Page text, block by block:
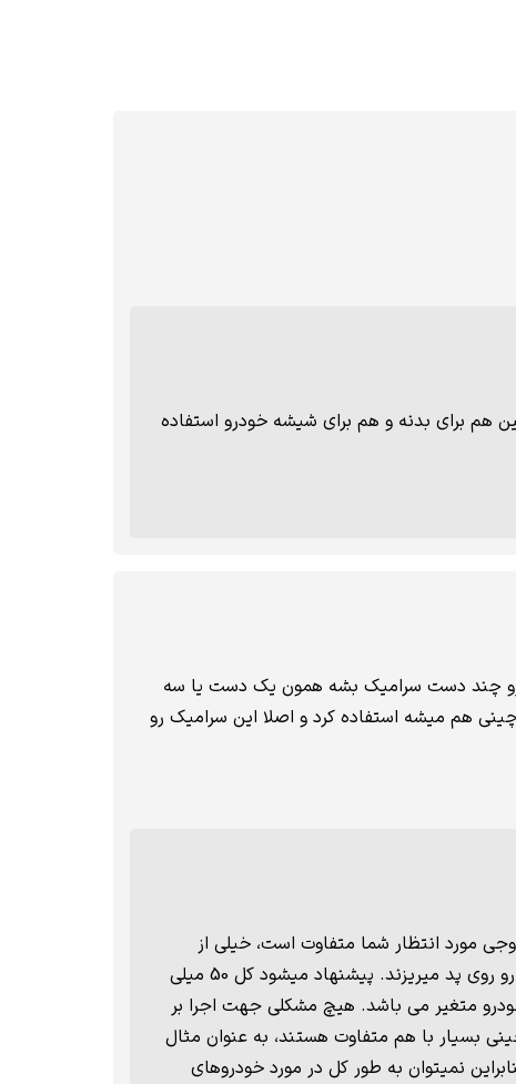
هم برای بدنه و هم برای شیشه خودرو استفاده
ابعاد ۶۰ در ۶۰ مثلا؟ یا مثلا یه گلگیر؟ کل خودرو چند دست سرامیک بشه همون یک دست یا سه
هم میشه استفاده کرد و اصلا این سرامیک رو
مورد انتظار شما متفاوت است، خیلی از
عزیزان دوست دارند به قول خودشون سرامیک رو پر اجرا کنند، بنابرین بیش از اندازه استاندارد سرامیک رو روی پد میریزند. پیشنهاد میشود کل 50 میلی
اجرا شود که در حدود 3 الی 4 دست بسته به سایز خودرو متغیر می باشد. هیچ مشکلی جهت اجرا بر
بسیار با هم متفاوت هستند، به عنوان مثال
نمیتوان به طور کل در مورد خودروهای